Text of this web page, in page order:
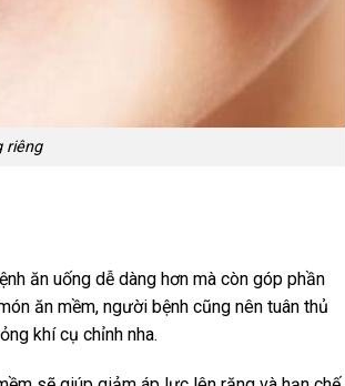
riêng
ăn uống dễ dàng hơn mà còn góp phần
ăn mềm, người bệnh cũng nên tuân thủ
khí cụ chỉnh nha.